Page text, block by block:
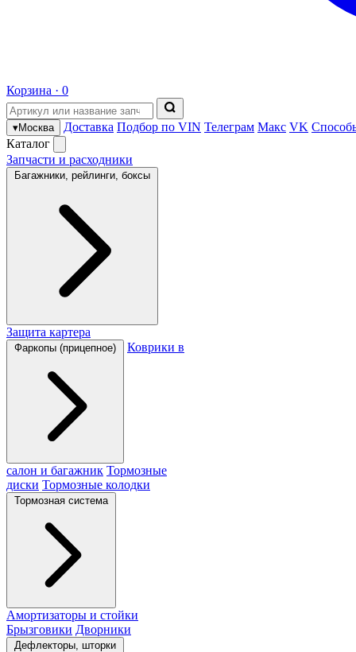
Корзина · 0
▾Москва Доставка Подбор по VIN Телеграм Макс VK
Каталог
Запчасти и расходники
Багажники, рейлинги, боксы
Защита картера
Фаркопы (прицепное) Коврики в
салон и багажник Тормозные
диски Тормозные колодки
Тормозная система
Амортизаторы и стойки
Брызговики Дворники
Дефлекторы, шторки